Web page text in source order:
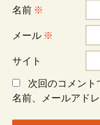
ョ
ン
名前 ※
メール ※
サイト
次回のコメン
名前、メールアド